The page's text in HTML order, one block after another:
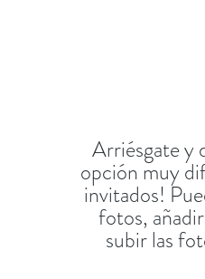
Arriésgate y
opción muy
invitados!
fotos,
subir las